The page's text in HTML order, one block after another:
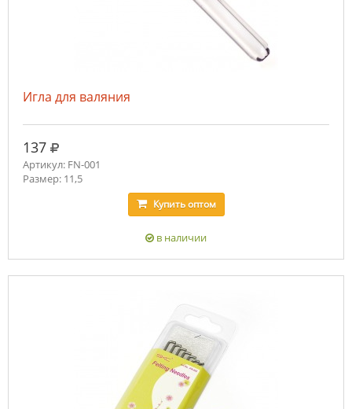
Игла для валяния
137 руб.
Артикул: FN-001
Размер: 11,5
Купитьоптом
в наличии